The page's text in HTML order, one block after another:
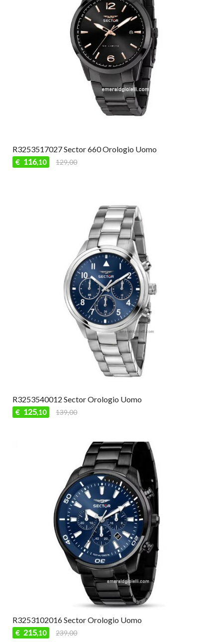
R3253517027 Sector 660 Orologio Uomo
€ 116,10 129,00
R3253540012 Sector Orologio Uomo
€ 125,10 139,00
R3253102016 Sector Orologio Uomo
€ 215,10 239,00